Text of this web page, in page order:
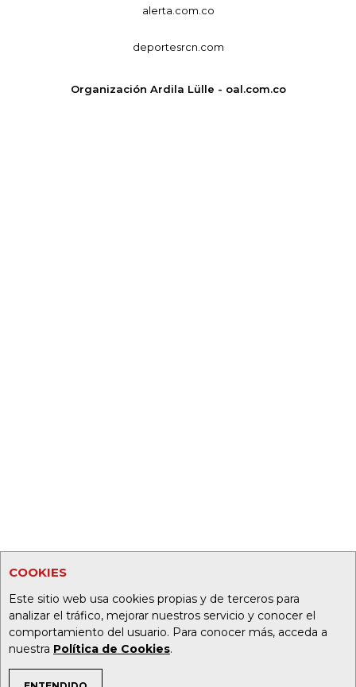
COOKIES
Este sitio web usa cookies propias y de terceros para
analizar el tráfico, mejorar nuestros servicio y conocer el
comportamiento del usuario. Para conocer más, acceda a
nuestra Política de Cookies.
alerta.com.co
deportesrcn.com
Organización Ardila Lülle - oal.com.co